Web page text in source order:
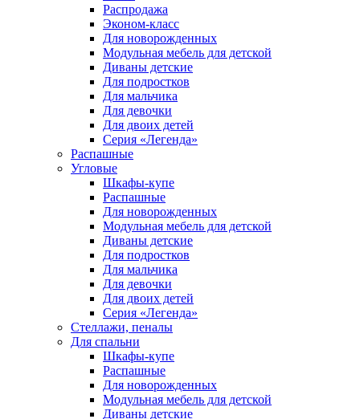
Распродажа
Эконом-класс
Для новорожденных
Модульная мебель для детской
Диваны детские
Для подростков
Для мальчика
Для девочки
Для двоих детей
Серия «Легенда»
Распашные
Угловые
Шкафы-купе
Распашные
Для новорожденных
Модульная мебель для детской
Диваны детские
Для подростков
Для мальчика
Для девочки
Для двоих детей
Серия «Легенда»
Стеллажи, пеналы
Для спальни
Шкафы-купе
Распашные
Для новорожденных
Модульная мебель для детской
Диваны детские